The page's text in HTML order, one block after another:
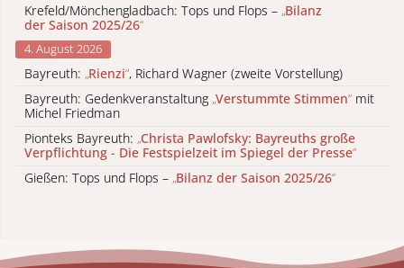
Krefeld/Mönchengladbach: Tops und Flops – „Bilanz
der Saison 2025/26“
4. August 2026
Bayreuth: „Rienzi“, Richard Wagner (zweite Vorstellung)
Bayreuth: Gedenkveranstaltung „Verstummte Stimmen“ mit
Michel Friedman
Pionteks Bayreuth: „Christa Pawlofsky: Bayreuths große
Verpflichtung - Die Festspielzeit im Spiegel der Presse“
Gießen: Tops und Flops – „Bilanz der Saison 2025/26“